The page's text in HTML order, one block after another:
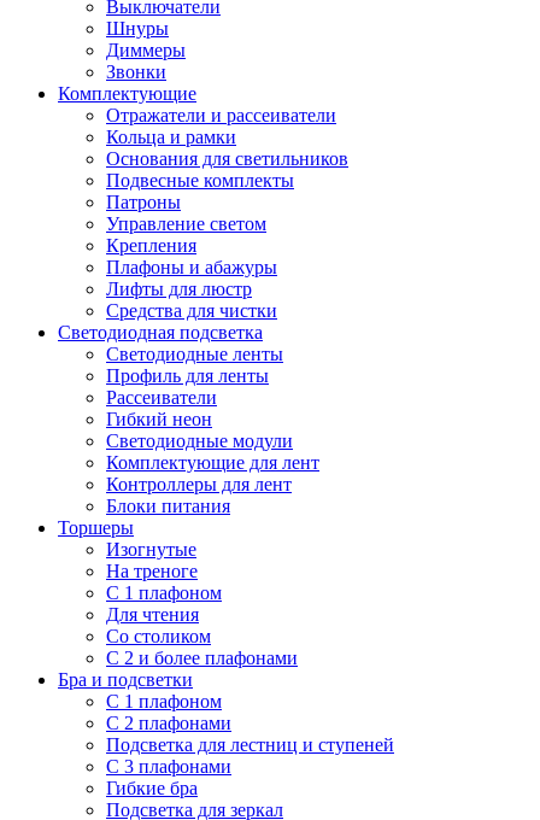
Выключатели
Шнуры
Диммеры
Звонки
Комплектующие
Отражатели и рассеиватели
Кольца и рамки
Основания для светильников
Подвесные комплекты
Патроны
Управление светом
Крепления
Плафоны и абажуры
Лифты для люстр
Средства для чистки
Светодиодная подсветка
Светодиодные ленты
Профиль для ленты
Рассеиватели
Гибкий неон
Светодиодные модули
Комплектующие для лент
Контроллеры для лент
Блоки питания
Торшеры
Изогнутые
На треноге
С 1 плафоном
Для чтения
Со столиком
С 2 и более плафонами
Бра и подсветки
С 1 плафоном
С 2 плафонами
Подсветка для лестниц и ступеней
С 3 плафонами
Гибкие бра
Подсветка для зеркал